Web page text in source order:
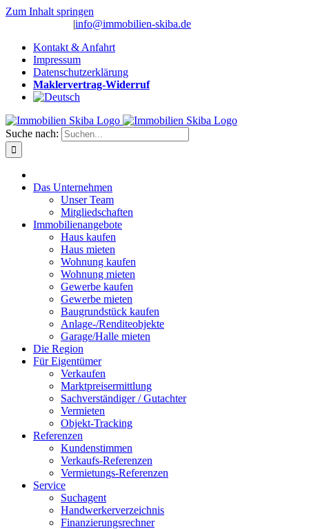
Zum Inhalt springen
|info@immobilien-skiba.de
Kontakt & Anfahrt
Impressum
Datenschutzerklärung
Maklervertrag-Widerruf
Suche nach:
Das Unternehmen
Unser Team
Mitgliedschaften
Immobilienangebote
Haus kaufen
Haus mieten
Wohnung kaufen
Wohnung mieten
Gewerbe kaufen
Gewerbe mieten
Baugrundstück kaufen
Anlage-/Renditeobjekte
Garage/Halle mieten
Die Region
Für Eigentümer
Verkaufen
Marktpreisermittlung
Sachverständiger / Gutachter
Vermieten
Objekt-Tracking
Referenzen
Kundenstimmen
Verkaufs-Referenzen
Vermietungs-Referenzen
Service
Suchagent
Handwerkerverzeichnis
Finanzierungsrechner